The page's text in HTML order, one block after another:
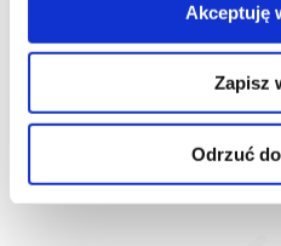
Akceptuję
Zapisz
Odrzuć
OFERTA ONLINE
PRZEWODNIK
Wino to